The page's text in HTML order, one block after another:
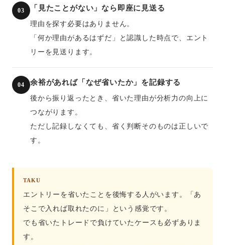
03 「見たことがない」なら即座に見送る
理由を探す必要はありません。
「何か理由があるはずだ」と認識した時点で、エント
リーを見送ります。
04 余裕があれば「なぜ省いたか」を記録する
後から振り返ったとき、省いた理由が分析力の向上に
つながります。
ただし記録しなくても、省く判断そのものは正しいで
す。
TAKU
エントリーを省いたことを後悔する人がいます。「あ
そこで入れば取れたのに」という感覚です。
でも省いたトレードで負けていたケースも必ずありま
す。